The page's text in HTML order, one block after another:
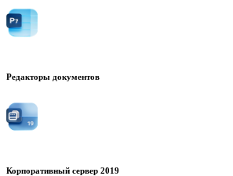
Редакторы документов
Корпоративный сервер 2019